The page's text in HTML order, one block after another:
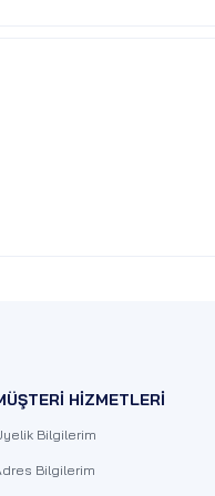
HİZMETLERİ
Bilgilerim
Bilgilerim